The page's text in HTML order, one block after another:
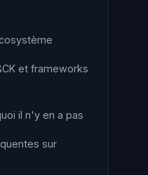
et frameworks
il n'y en a pas
sur